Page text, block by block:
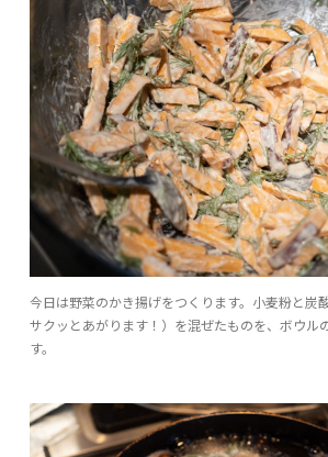
今日は野菜のかき揚げをつくります。小麦粉と炭
サクッとあがります！）を混ぜたものを、ボウル
す。